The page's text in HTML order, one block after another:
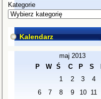
Kategorie
Kalendarz
maj 2013
P
W Ś C P S
1 2 3 4
6
7 8 9 10 11